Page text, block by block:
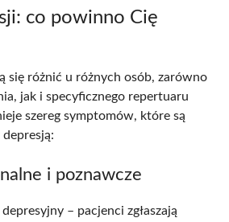
co powinno Cię
się różnić u różnych osób, zarówno
jak i specyficznego repertuaru
szereg symptomów, które są
i poznawcze
– pacjenci zgłaszają